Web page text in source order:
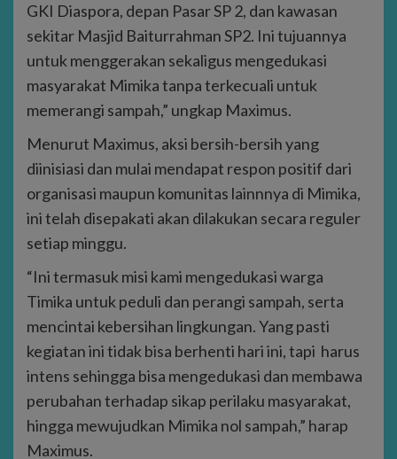
GKI Diaspora, depan Pasar SP 2, dan kawasan
sekitar Masjid Baiturrahman SP2. Ini tujuannya
untuk menggerakan sekaligus mengedukasi
masyarakat Mimika tanpa terkecuali untuk
memerangi sampah,” ungkap Maximus.
Menurut Maximus, aksi bersih-bersih yang
diinisiasi dan mulai mendapat respon positif dari
organisasi maupun komunitas lainnnya di Mimika,
ini telah disepakati akan dilakukan secara reguler
setiap minggu.
“Ini termasuk misi kami mengedukasi warga
Timika untuk peduli dan perangi sampah, serta
mencintai kebersihan lingkungan. Yang pasti
kegiatan ini tidak bisa berhenti hari ini, tapi harus
intens sehingga bisa mengedukasi dan membawa
perubahan terhadap sikap perilaku masyarakat,
hingga mewujudkan Mimika nol sampah,” harap
Maximus.